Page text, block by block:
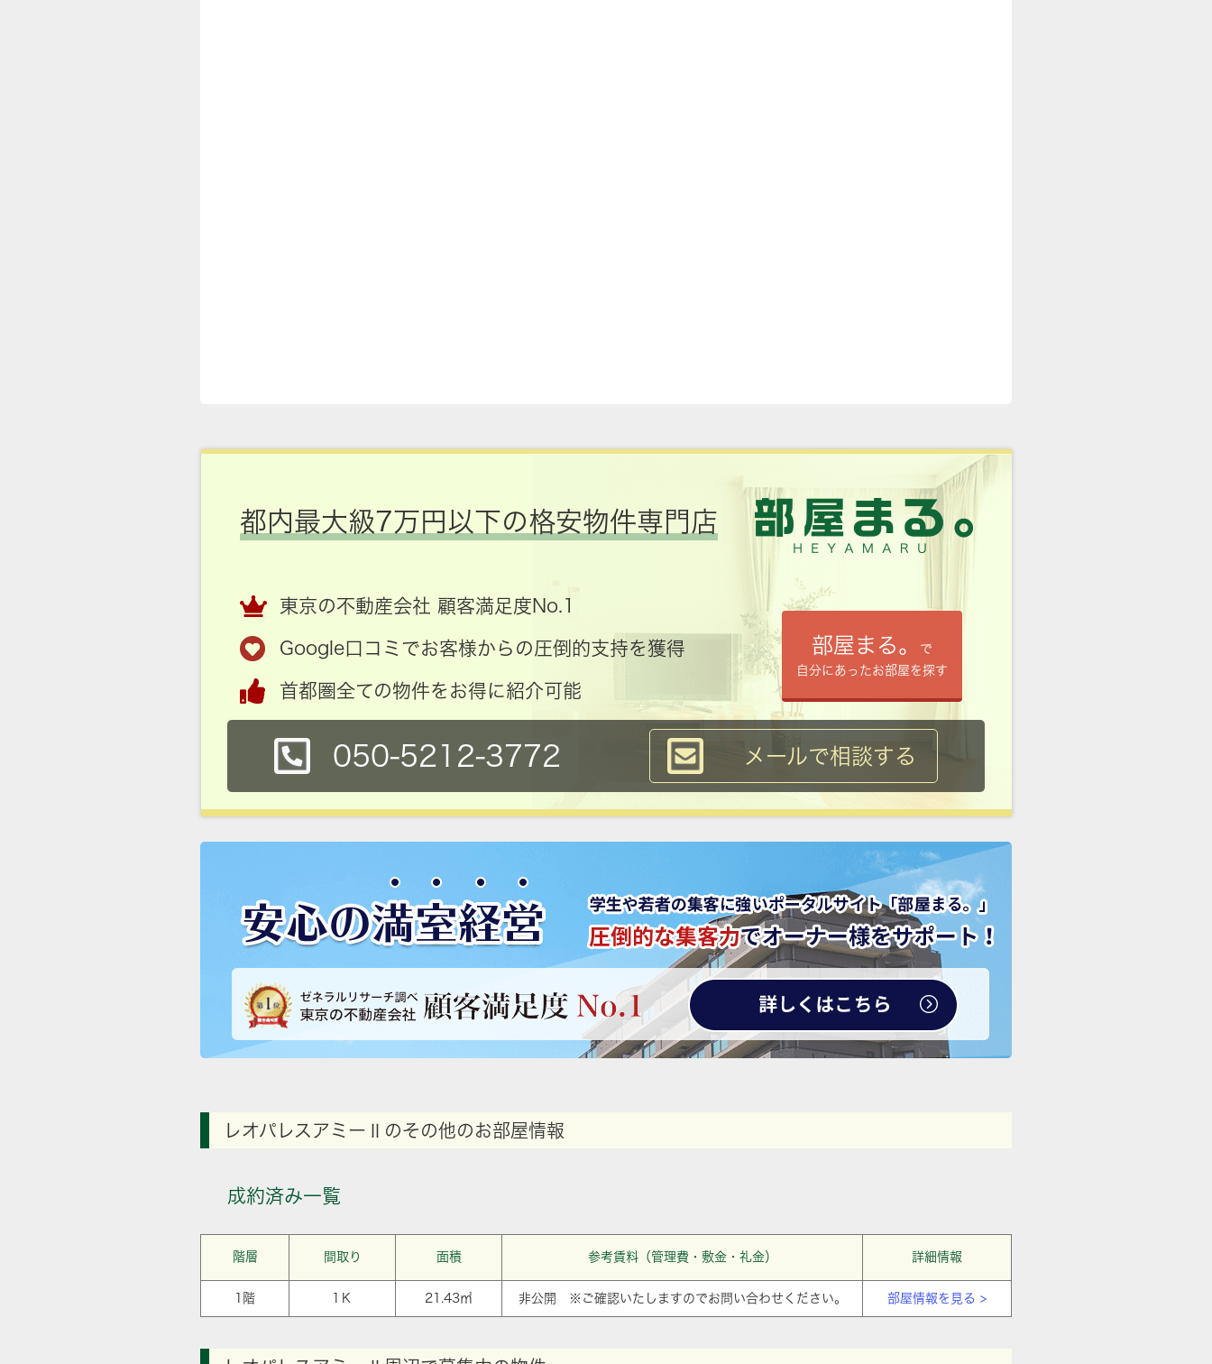
都内最大級7万円以下の格安物件専門店
東京の不動産会社 顧客満足度No.1
Google口コミでお客様からの圧倒的支持を獲得
首都圏全ての物件をお得に紹介可能
部屋まる。
で
自分にあったお部屋を探す
050-5212-3772 メールで相談する
レオパレスアミーⅡのその他のお部屋情報
成約済み一覧
階層 間取り 面積 参考賃料（管理費・敷金・礼金） 詳細情報
1階 1Ｋ 21.43㎡ 非公開 ※ご確認いたしますのでお問い合わせください。 部屋情報を見る >